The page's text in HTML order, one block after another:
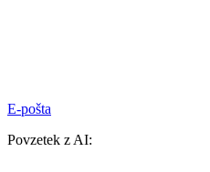
E-pošta
Povzetek z AI: